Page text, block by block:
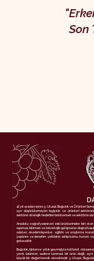
Son
12 yıl aradan sonra 3. Ulusal Bağcılık ve Ürünleri
ayrı düşünülemeyen bağcılık ve ürünleri
sektörel stratejik hedefleri belirlemek ve sektörün
Anadolu coğrafyasının en eski ürünlerinden biri
aşaması, bilimsel ve teknolojik gelişmeler
odaları, akademisyenler, eğitim ve araştırma
yaptırım ve denetim yetkisine sahip kamu kurum
gelecektir.
Bağcılık, binlerce yıllık geçmişiyle kültürel
yerel üzümler, sadece tarımsal bir ürün değil,
büyük bir değeri temsil etmektedir. 3. Ulusal